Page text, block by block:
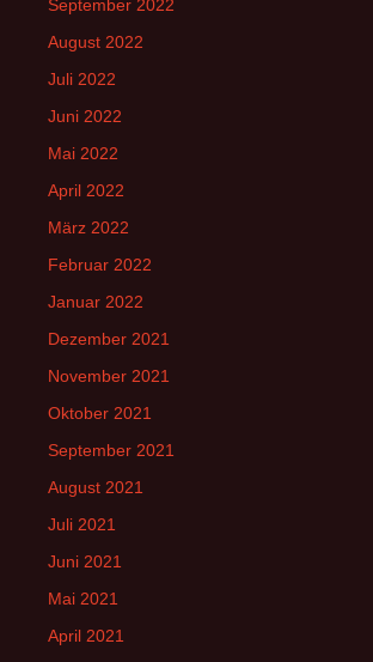
September 2022
August 2022
Juli 2022
Juni 2022
Mai 2022
April 2022
März 2022
Februar 2022
Januar 2022
Dezember 2021
November 2021
Oktober 2021
September 2021
August 2021
Juli 2021
Juni 2021
Mai 2021
April 2021